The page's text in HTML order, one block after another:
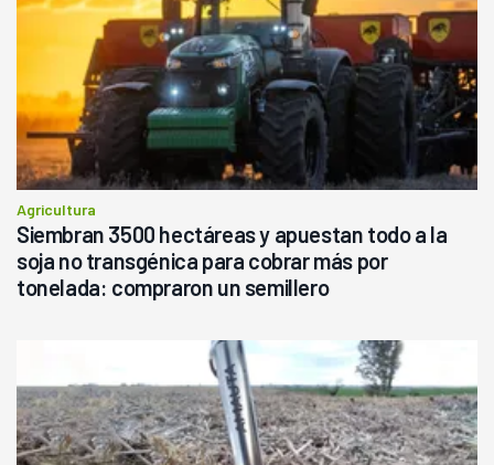
Agricultura
Siembran 3500 hectáreas y apuestan todo a la
soja no transgénica para cobrar más por
tonelada: compraron un semillero